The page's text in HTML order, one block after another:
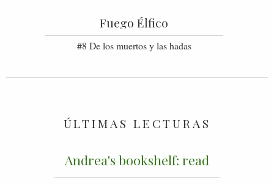
Fuego Élfico
#8 De los muertos y las hadas
ÚLTIMAS LECTURAS
Andrea's bookshelf: read